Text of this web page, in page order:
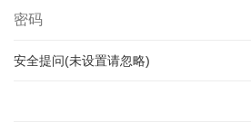
安全提问(未设置请忽略)